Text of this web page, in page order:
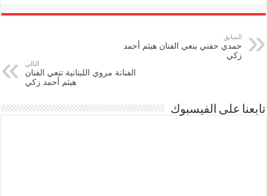
السابق
حمدي حفني ينعي الفنان هيثم أحمد
زكي
التالي
الفنانة مروي اللبنانية تنعي الفنان
هيثم أحمد زكي
تابعنا على الفيسبوك